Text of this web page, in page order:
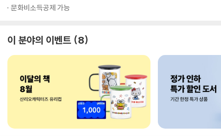
문화비소득공제 가능
이 분야의 이벤트 8